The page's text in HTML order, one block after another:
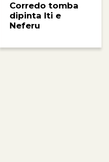
Corredo tomba
dipinta Iti e
Neferu